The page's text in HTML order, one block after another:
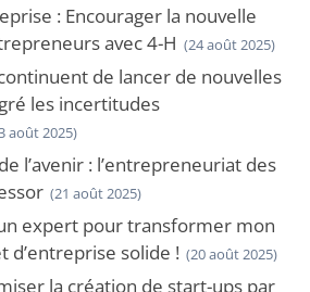
: Encourager la nouvelle
avec 4-H (24 août 2025)
de lancer de nouvelles
les incertitudes
août 2025)
l’avenir : l’entrepreneuriat des
(21 août 2025)
expert pour transformer mon
d’entreprise solide ! (20 août 2025)
la création de start-ups par